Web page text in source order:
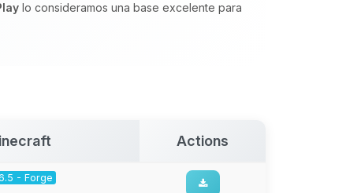
lo consideramos una base excelente para
Actions
- Forge